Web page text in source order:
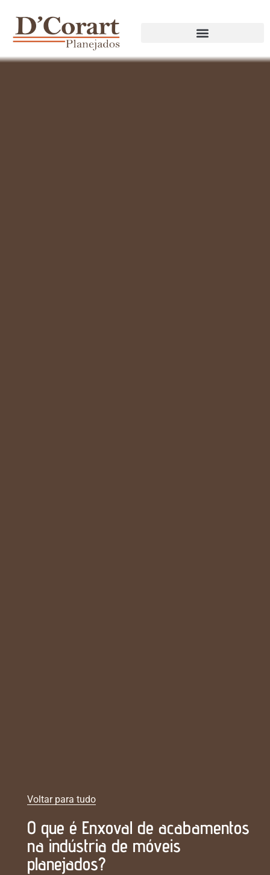
Voltar para tudo
O que é Enxoval de acabamentos
na indústria de móveis
planejados?